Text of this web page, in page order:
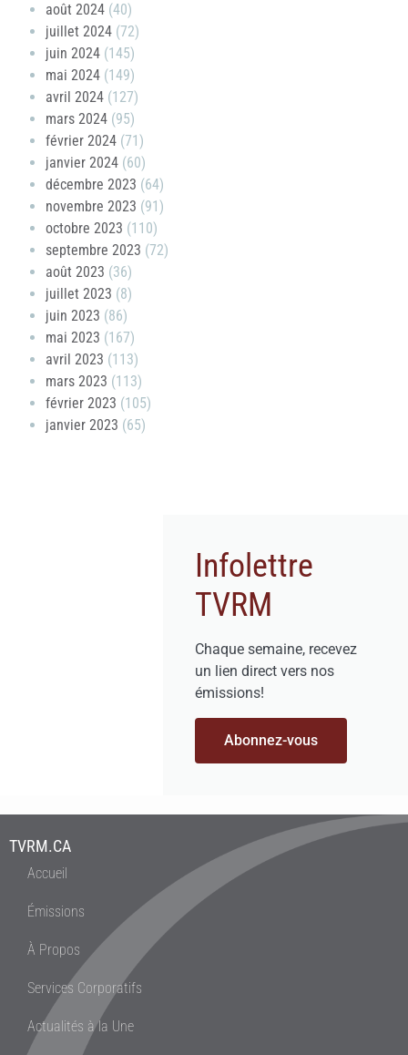
août 2024 (40)
juillet 2024 (72)
juin 2024 (145)
mai 2024 (149)
avril 2024 (127)
mars 2024 (95)
février 2024 (71)
janvier 2024 (60)
décembre 2023 (64)
novembre 2023 (91)
octobre 2023 (110)
septembre 2023 (72)
août 2023 (36)
juillet 2023 (8)
juin 2023 (86)
mai 2023 (167)
avril 2023 (113)
mars 2023 (113)
février 2023 (105)
janvier 2023 (65)
Infolettre
TVRM
Chaque semaine, recevez
un lien direct vers nos
émissions!
Abonnez-vous
TVRM.CA
Accueil
Émissions
À Propos
Services Corporatifs
Actualités à la Une